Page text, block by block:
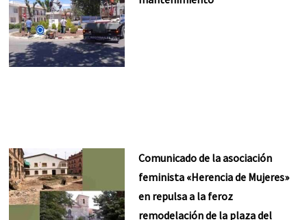
Comunicado de la asociación
feminista «Herencia de Mujeres»
en repulsa a la feroz
remodelación de la plaza del